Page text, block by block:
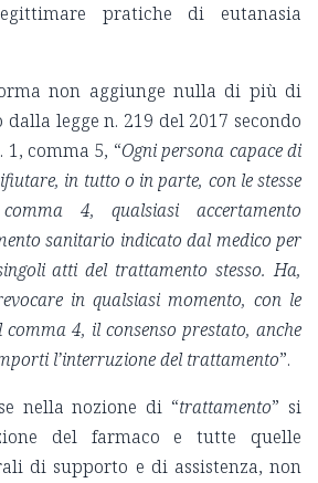
pratiche di eutanasia
non aggiunge nulla di più di
legge n. 219 del 2017 secondo
1, comma 5, “Ogni persona capace di
in tutto o in parte, con le stesse
4, qualsiasi accertamento
sanitario indicato dal medico per
atti del trattamento stesso. Ha,
in qualsiasi momento, con le
comma 4, il consenso prestato, anche
l’interruzione del trattamento”.
nella nozione di “trattamento” si
del farmaco e tutte quelle
di supporto e di assistenza, non